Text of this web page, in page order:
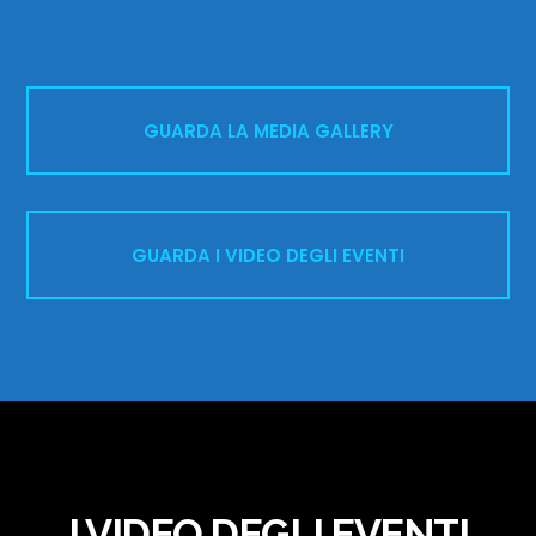
GUARDA LA MEDIA GALLERY
GUARDA I VIDEO DEGLI EVENTI